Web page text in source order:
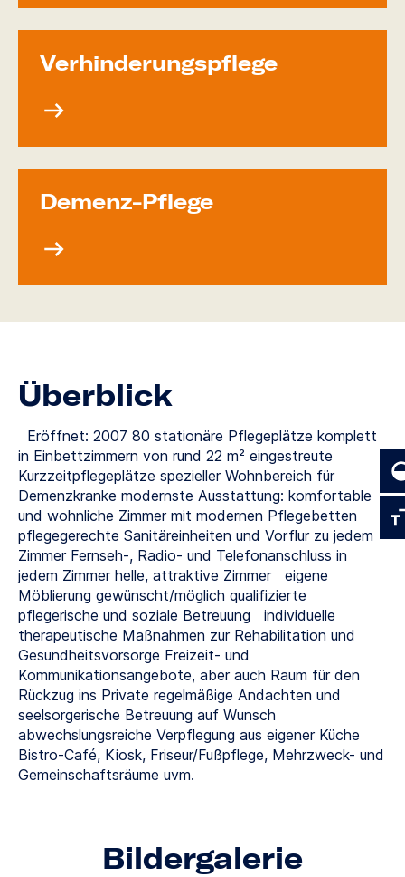
Verhinde­rungs­pflege
Demenz-Pflege
Überblick
Eröffnet: 2007 80 stationäre Pflegeplätze komplett
in Einbettzimmern von rund 22 m² eingestreute
Kurzzeitpflegeplätze spezieller Wohnbereich für
Demenzkranke modernste Ausstattung: komfortable
und wohnliche Zimmer mit modernen Pflegebetten
pflegegerechte Sanitäreinheiten und Vorflur zu jedem
Zimmer Fernseh-, Radio- und Telefonanschluss in
jedem Zimmer helle, attraktive Zimmer eigene
Möblierung gewünscht/möglich qualifizierte
pflegerische und soziale Betreuung individuelle
therapeutische Maßnahmen zur Rehabilitation und
Gesundheitsvorsorge Freizeit- und
Kommunikationsangebote, aber auch Raum für den
Rückzug ins Private regelmäßige Andachten und
seelsorgerische Betreuung auf Wunsch
abwechslungsreiche Verpflegung aus eigener Küche
Bistro-Café, Kiosk, Friseur/Fußpflege, Mehrzweck- und
Gemeinschaftsräume uvm.
Bildergalerie